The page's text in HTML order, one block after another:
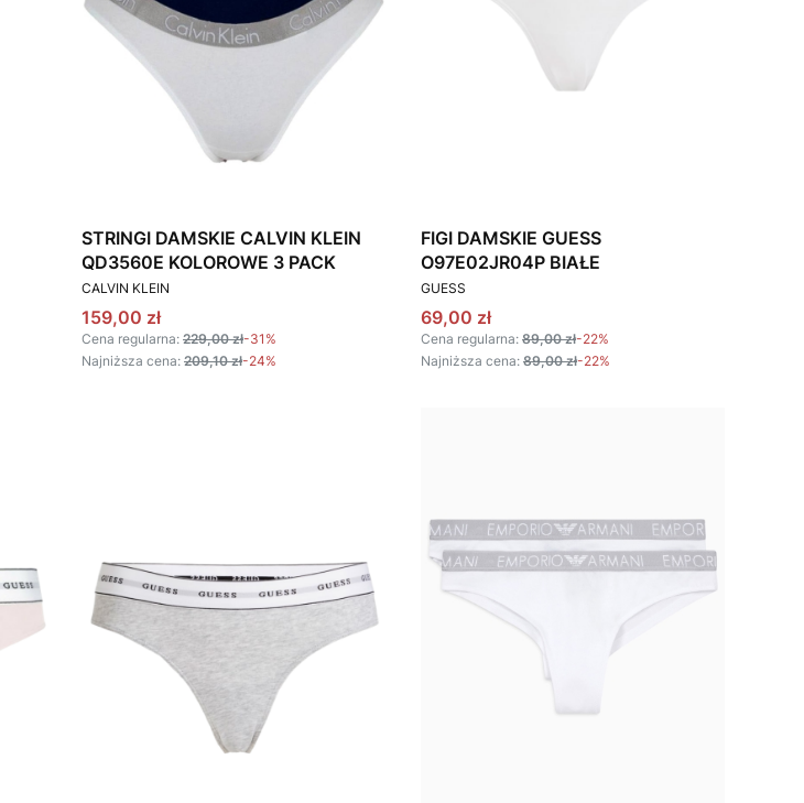
STRINGI DAMSKIE CALVIN KLEIN
QD3560E KOLOROWE 3 PACK
PRODUCENT
CALVIN KLEIN
Cena promocyjna
159,00 zł
Cena regularna: 229,00 zł-31%
Najniższa cena: 209,10 zł-24%
FIGI DAMSKIE GUESS
O97E02JR04P BIAŁE
PRODUCENT
GUESS
Cena promocyjna
69,00 zł
Cena regularna: 89,00 zł-22%
Najniższa cena: 89,00 zł-22%